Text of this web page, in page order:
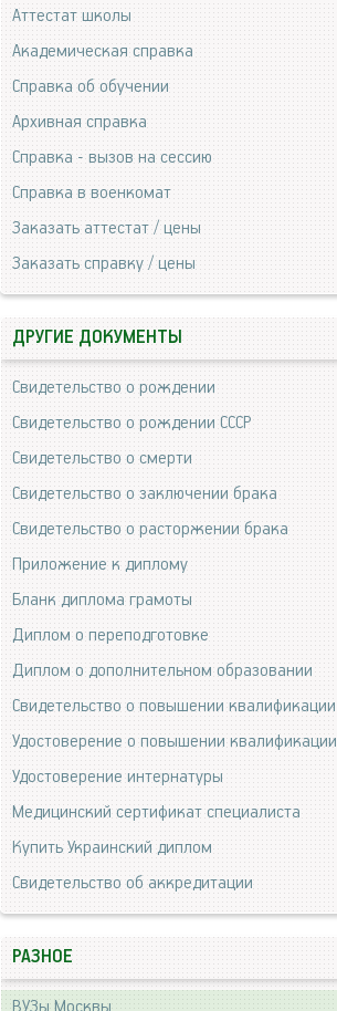
Аттестат школы
Академическая справка
Справка об обучении
Архивная справка
Справка - вызов на сессию
Справка в военкомат
Заказать аттестат / цены
Заказать справку / цены
ДРУГИЕ ДОКУМЕНТЫ
Свидетельство о рождении
Свидетельство о рождении СССР
Свидетельство о смерти
Свидетельство о заключении брака
Свидетельство о расторжении брака
Приложение к диплому
Бланк диплома грамоты
Диплом о переподготовке
Диплом о дополнительном образовании
Свидетельство о повышении квалификации
Удостоверение о повышении квалификации
Удостоверение интернатуры
Медицинский сертификат специалиста
Купить Украинский диплом
Свидетельство об аккредитации
РАЗНОЕ